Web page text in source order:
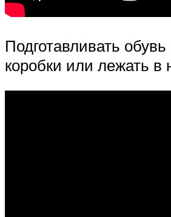
Подготавливать
коробки или лежать в